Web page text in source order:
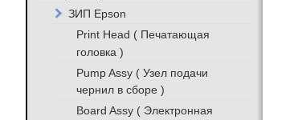
ЗИП Epson
Print Head ( Печатающая
головка )
Pump Assy ( Узел подачи
чернил в сборе )
Board Assy ( Электронная